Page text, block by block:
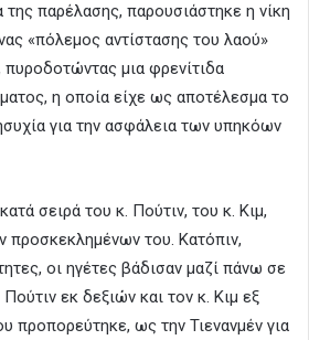
της παρέλασης, παρουσιάστηκε η νίκη
«πόλεμος αντίστασης του λαού»
πυροδοτώντας μια φρενίτιδα
η οποία είχε ως αποτέλεσμα το
για την ασφάλεια των υπηκόων
σειρά του κ. Πούτιν, του κ. Κιμ,
προσκεκλημένων του. Κατόπιν,
οι ηγέτες βάδισαν μαζί πάνω σε
εκ δεξιών και τον κ. Κιμ εξ
προπορεύτηκε, ως την Τιενανμέν για